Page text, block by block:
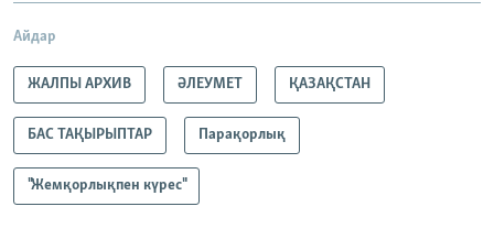
Айдар
ЖАЛПЫ АРХИВ ӘЛЕУМЕТ ҚАЗАҚСТАН
БАС ТАҚЫРЫПТАР Парақорлық
"Жемқорлықпен күрес"